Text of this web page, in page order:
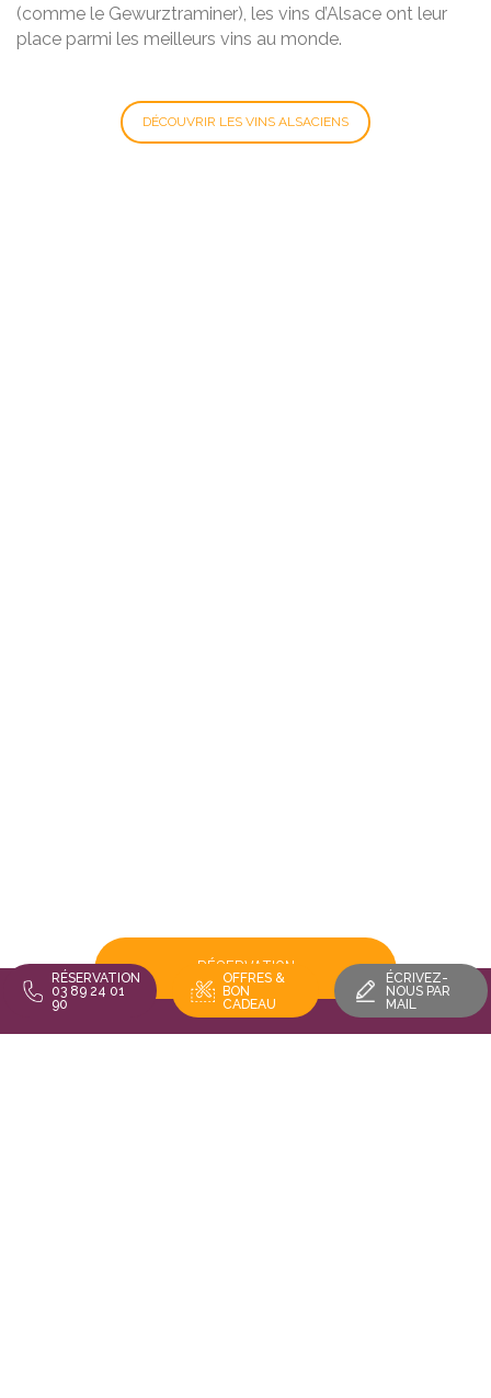
(comme le Gewurztraminer), les vins d’Alsace ont leur
place parmi les meilleurs vins au monde.
DÉCOUVRIR LES VINS ALSACIENS
RÉSERVATION
RÉSERVATION
03 89 24 01
90
OFFRES &
BON
CADEAU
ÉCRIVEZ-
NOUS PAR
MAIL